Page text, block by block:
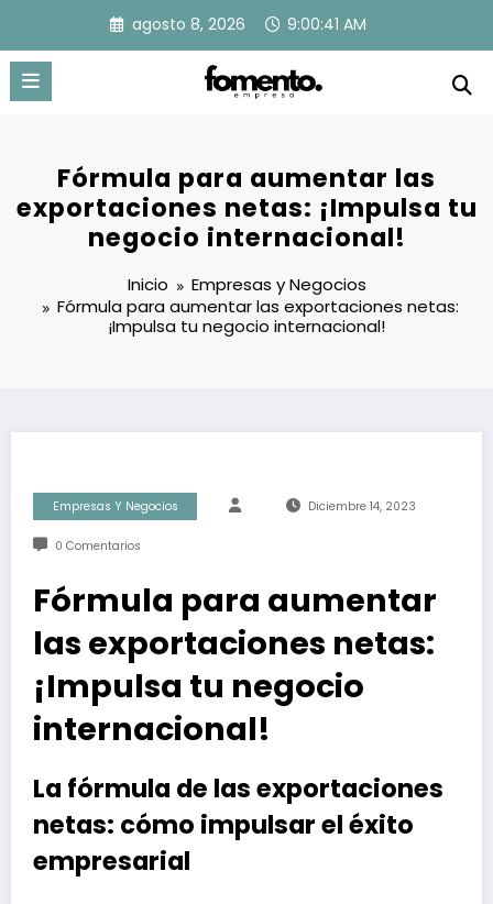
contenido
agosto 8, 2026 9:00:42 AM
Fórmula para aumentar las
exportaciones netas: ¡Impulsa tu
negocio internacional!
Inicio
Empresas y Negocios
Fórmula para aumentar las exportaciones netas:
¡Impulsa tu negocio internacional!
Empresas Y Negocios Diciembre 14, 2023
0 Comentarios
Fórmula para aumentar
las exportaciones netas:
¡Impulsa tu negocio
internacional!
La fórmula de las exportaciones
netas: cómo impulsar el éxito
empresarial